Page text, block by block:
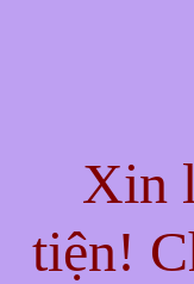
Xin
tiện!